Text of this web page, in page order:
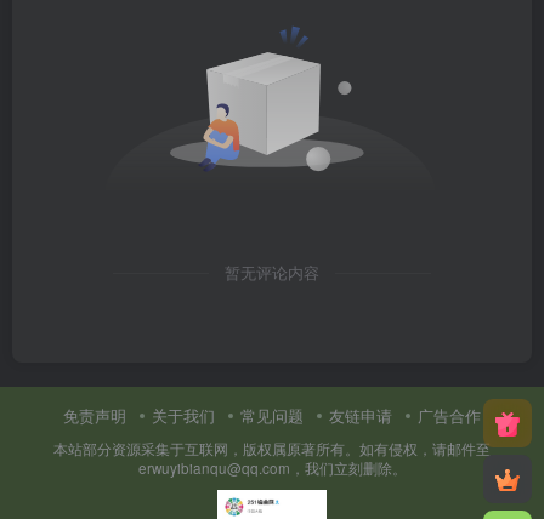
暂无评论内容
免责声明 关于我们 常见问题 友链申请 广告合作
本站部分资源采集于互联网，版权属原著所有。如有侵权，请邮件至
erwuyibianqu@qq.com，我们立刻删除。